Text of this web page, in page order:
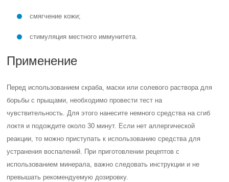
смягчение кожи;
стимуляция местного иммунитета.
Применение
Перед использованием скраба, маски или солевого раствора для
борьбы с прыщами, необходимо провести тест на
чувствительность. Для этого нанесите немного средства на сгиб
локтя и подождите около 30 минут. Если нет аллергической
реакции, то можно приступать к использованию средства для
устранения воспалений. При приготовлении рецептов с
использованием минерала, важно следовать инструкции и не
превышать рекомендуемую дозировку.